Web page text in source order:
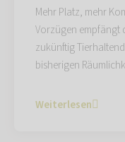
Mehr Platz, mehr
Vorzügen empfängt
zukünftig
bisherigen
Weiterlesen